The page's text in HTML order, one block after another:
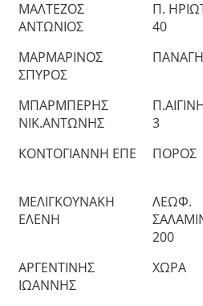
ΜΑΛΤΕΖΟΣ
ΑΝΤΩΝΙΟΣ
Π.
40
ΜΑΡΜΑΡΙΝΟΣ
ΣΠΥΡΟΣ
ΜΠΑΡΜΠΕΡΗΣ
ΝΙΚ.ΑΝΤΩΝΗΣ
3
ΚΟΝΤΟΓΙΑΝΝΗ ΕΠΕ ΠΟΡΟΣ
ΜΕΛΙΓΚΟΥΝΑΚΗ
ΕΛΕΝΗ
ΛΕΩΦ.
200
ΑΡΓΕΝΤΙΝΗΣ
ΙΩΑΝΝΗΣ
ΧΩΡΑ